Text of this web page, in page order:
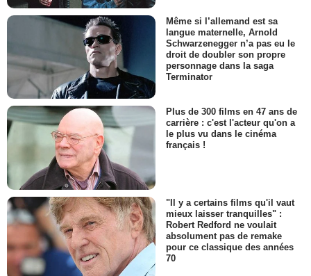
Même si l’allemand est sa
langue maternelle, Arnold
Schwarzenegger n’a pas eu le
droit de doubler son propre
personnage dans la saga
Terminator
Plus de 300 films en 47 ans de
carrière : c'est l'acteur qu'on a
le plus vu dans le cinéma
français !
"Il y a certains films qu'il vaut
mieux laisser tranquilles" :
Robert Redford ne voulait
absolument pas de remake
pour ce classique des années
70